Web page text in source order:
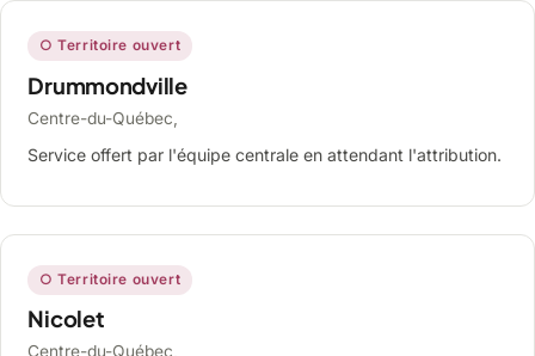
○ Territoire ouvert
Drummondville
Centre-du-Québec,
Service offert par l'équipe centrale en attendant l'attribution.
○ Territoire ouvert
Nicolet
Centre-du-Québec,